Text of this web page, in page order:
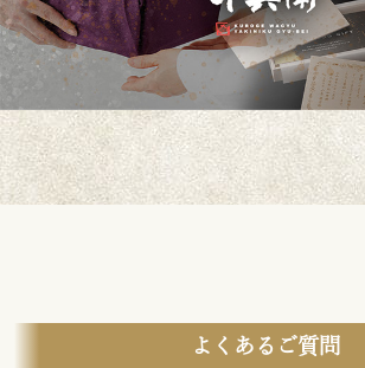
よくあるご質問